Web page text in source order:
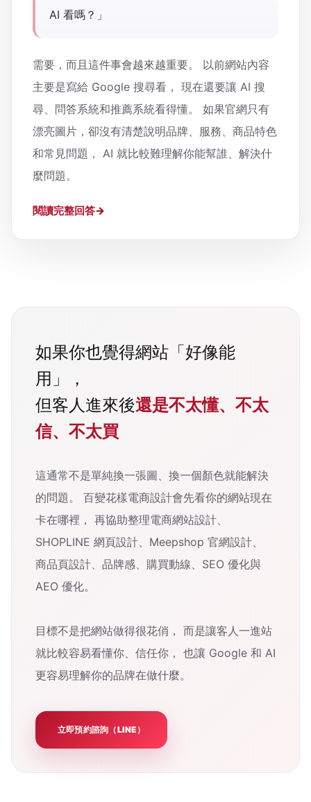
AI 看嗎？」
需要，而且這件事會越來越重要。 以前網站內容
主要是寫給 Google 搜尋看， 現在還要讓 AI 搜
尋、問答系統和推薦系統看得懂。 如果官網只有
漂亮圖片，卻沒有清楚說明品牌、服務、商品特色
和常見問題， AI 就比較難理解你能幫誰、解決什
麼問題。
閱讀完整回答
如果你也覺得網站「好像能
用」，
但客人進來後還是不太懂、不太
信、不太買
這通常不是單純換一張圖、換一個顏色就能解決
的問題。 百變花樣電商設計會先看你的網站現在
卡在哪裡， 再協助整理電商網站設計、
SHOPLINE 網頁設計、Meepshop 官網設計、
商品頁設計、品牌感、購買動線、SEO 優化與
AEO 優化。
目標不是把網站做得很花俏， 而是讓客人一進站
就比較容易看懂你、信任你， 也讓 Google 和 AI
更容易理解你的品牌在做什麼。
立即預約諮詢（LINE）